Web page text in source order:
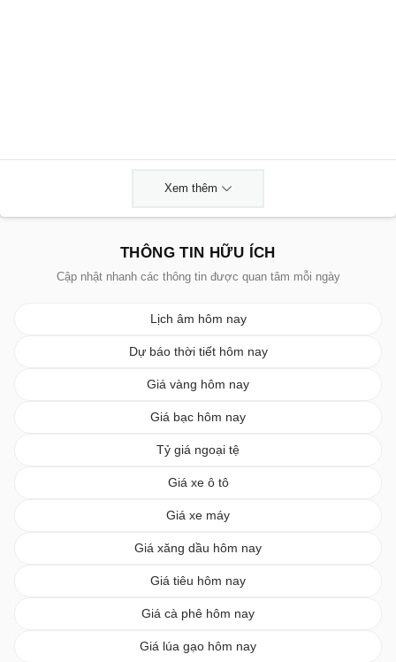
Xem thêm
THÔNG TIN HỮU ÍCH
Cập nhật nhanh các thông tin được quan tâm mỗi ngày
Lịch âm hôm nay
Dự báo thời tiết hôm nay
Giá vàng hôm nay
Giá bạc hôm nay
Tỷ giá ngoại tệ
Giá xe ô tô
Giá xe máy
Giá xăng dầu hôm nay
Giá tiêu hôm nay
Giá cà phê hôm nay
Giá lúa gạo hôm nay